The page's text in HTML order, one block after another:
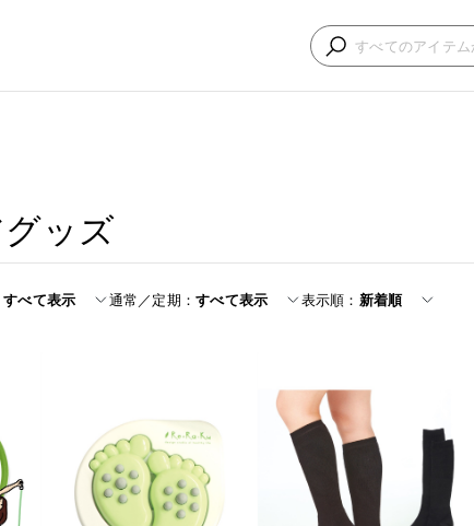
ッズ
すべて表示 通常／定期 すべて表示 表示順 新着順